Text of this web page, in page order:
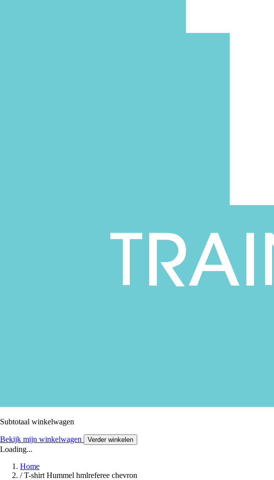
Subtotaal winkelwagen
Bekijk mijn winkelwagen Verder winkelen
Loading...
Home
/ T-shirt Hummel hmlreferee chevron